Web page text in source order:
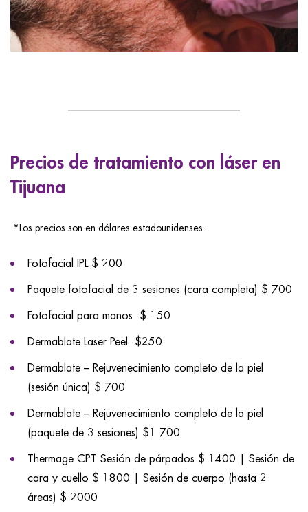
Precios de tratamiento con láser en
Tijuana
*Los precios son en dólares estadounidenses.
Fotofacial IPL $ 200
Paquete fotofacial de 3 sesiones (cara completa) $ 700
Fotofacial para manos $ 150
Dermablate Laser Peel $250
Dermablate – Rejuvenecimiento completo de la piel
(sesión única) $ 700
Dermablate – Rejuvenecimiento completo de la piel
(paquete de 3 sesiones) $1 700
Thermage CPT Sesión de párpados $ 1400 | Sesión de
cara y cuello $ 1800 | Sesión de cuerpo (hasta 2
áreas) $ 2000